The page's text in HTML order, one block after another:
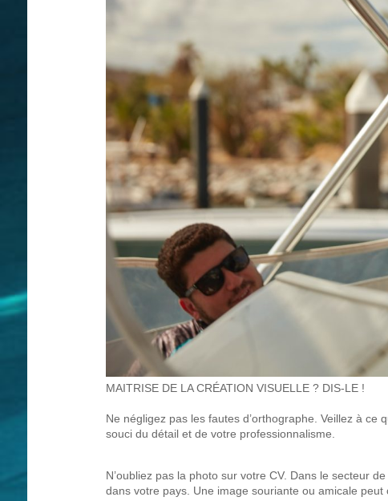
MAITRISE DE LA CRÉATION VISUELLE ? DIS-LE !
Ne négligez pas les fautes d’orthographe. Veillez à
souci du détail et de votre professionnalisme.
N’oubliez pas la photo sur votre CV. Dans le secteur
dans votre pays. Une image souriante ou amicale peut